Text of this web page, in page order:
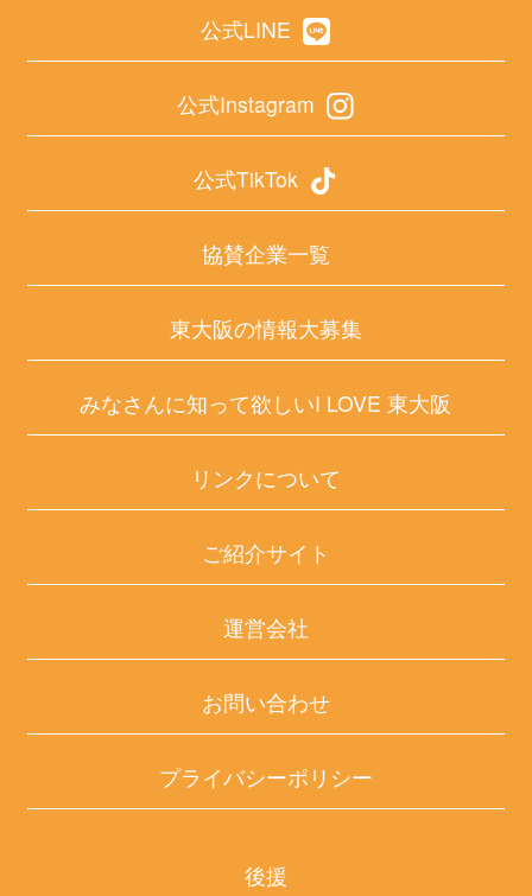
公式LINE
公式Instagram
公式TikTok
協賛企業一覧
東大阪の情報大募集
みなさんに知って欲しいI LOVE 東大阪
リンクについて
ご紹介サイト
運営会社
お問い合わせ
プライバシーポリシー
後援